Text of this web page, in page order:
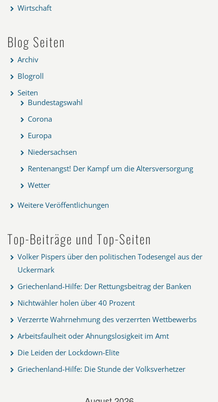
Wirtschaft
Blog Seiten
Archiv
Blogroll
Seiten
Bundestagswahl
Corona
Europa
Niedersachsen
Rentenangst! Der Kampf um die Altersversorgung
Wetter
Weitere Veröffentlichungen
Top-Beiträge und Top-Seiten
Volker Pispers über den politischen Todesengel aus der
Uckermark
Griechenland-Hilfe: Der Rettungsbeitrag der Banken
Nichtwähler holen über 40 Prozent
Verzerrte Wahrnehmung des verzerrten Wettbewerbs
Arbeitsfaulheit oder Ahnungslosigkeit im Amt
Die Leiden der Lockdown-Elite
Griechenland-Hilfe: Die Stunde der Volksverhetzer